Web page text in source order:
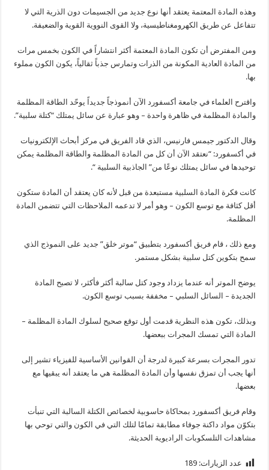
وهذه المادة المعتمة يعتقد أنها نوع جديد من الجسيمات دون الذرية التي لا
تتفاعل عن طريق الكهرومغناطيسية، ولا القوى النووية القوية والضعيفة.
ومن المفترض أن تكون المادة المعتمة أكثر انتشاراً في الكون بخمس مرات
من المادة العادية المكونة من الذرات وتمارس جذباً ثقالياً، يكون الكون مملوء
بها.
واقترح العلماء في جامعة أكسفورد الآن أنموذجاً جديداً يوحّد الطاقة المظلمة
والمادة المظلمة في ظاهرة واحدة – وهو عبارة عن سائل يمتلك “كتلة سلبية”.
وقال الدكتور جيمس فارنيس، الذي قاد الفريق في مركز أبحاث الإلكترونيات
في أكسفورد: “نعتقد الآن أن كل من المادة المظلمة والطاقة المظلمة يمكن
توحيدها في سائل يمتلك نوعًا من” الجاذبية السلبية “.
كانت فكرة المادة السلبية مستبعدة من قبل لأنه كان يعتقد أن المادة ستكون
أقل كثافة مع توسع الكون – وهو أمر لا تدعمه الملاحظات التي تتضمن المادة
المظلمة.
ومع ذلك ، قام فريق أكسفورد بتطبيق “موتر خلق” جديد على النموذج الذي
سمح بتكوين كتل سلبية بشكل مستمر.
يوضح الموتر أنه عندما يزداد وجود كتل سالبة أكثر فأكثر، لا تصبح المادة
الجديدة – السائل السلبي – مخففة بسبب توسع الكون.
وبذلك، تكون هذه النظرية قدمت أول توقع صحيح لسلوك المادة المظلمة –
المادة التي تمسك المجرات ببعضها.
تدور المجرات بسرعة كبيرة لدرجة أن القوانين الأساسية للفيزياء تشير إلى
أنها يجب أن تمزق نفسها وأن المادة المظلمة هي ما يعتقد أنه يبقيها مع
بعضها.
وقام فريق أكسفورد بمحاكاة حاسوبية لخصائص الكتلة السالبة التي تنبأت
بتكوّن مواد داكنة جوفاء مطابقة تمامًا لتلك التي في الكون والتي توحي بها
مشاهدات التلسكوبات الراديوية الحديثة.
عدد الزيارات: 189